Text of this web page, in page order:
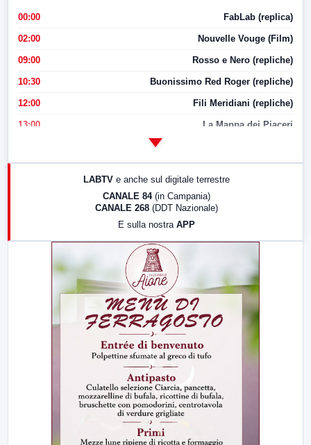
00:00 FabLab (replica)
02:00 Nouvelle Vouge (Film)
09:00 Rosso e Nero (repliche)
10:30 Buonissimo Red Roger (repliche)
12:00 Fili Meridiani (repliche)
13:00 La Mappa dei Piaceri
LABTV e anche sul digitale terrestre
CANALE 84 (in Campania)
CANALE 268 (DDT Nazionale)
E sulla nostra APP